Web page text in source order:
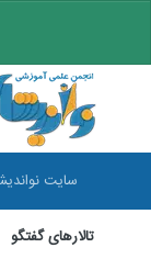
سایت
تالارهای گفتگو